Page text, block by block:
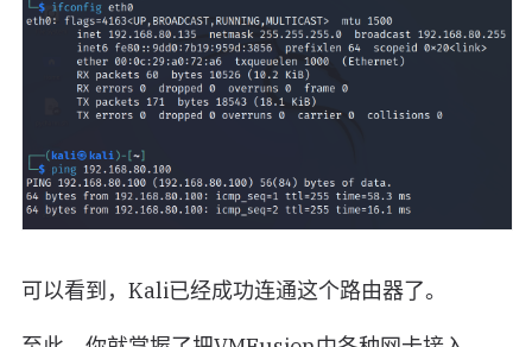
可以看到，Kali已经成功连通这个路由器了。